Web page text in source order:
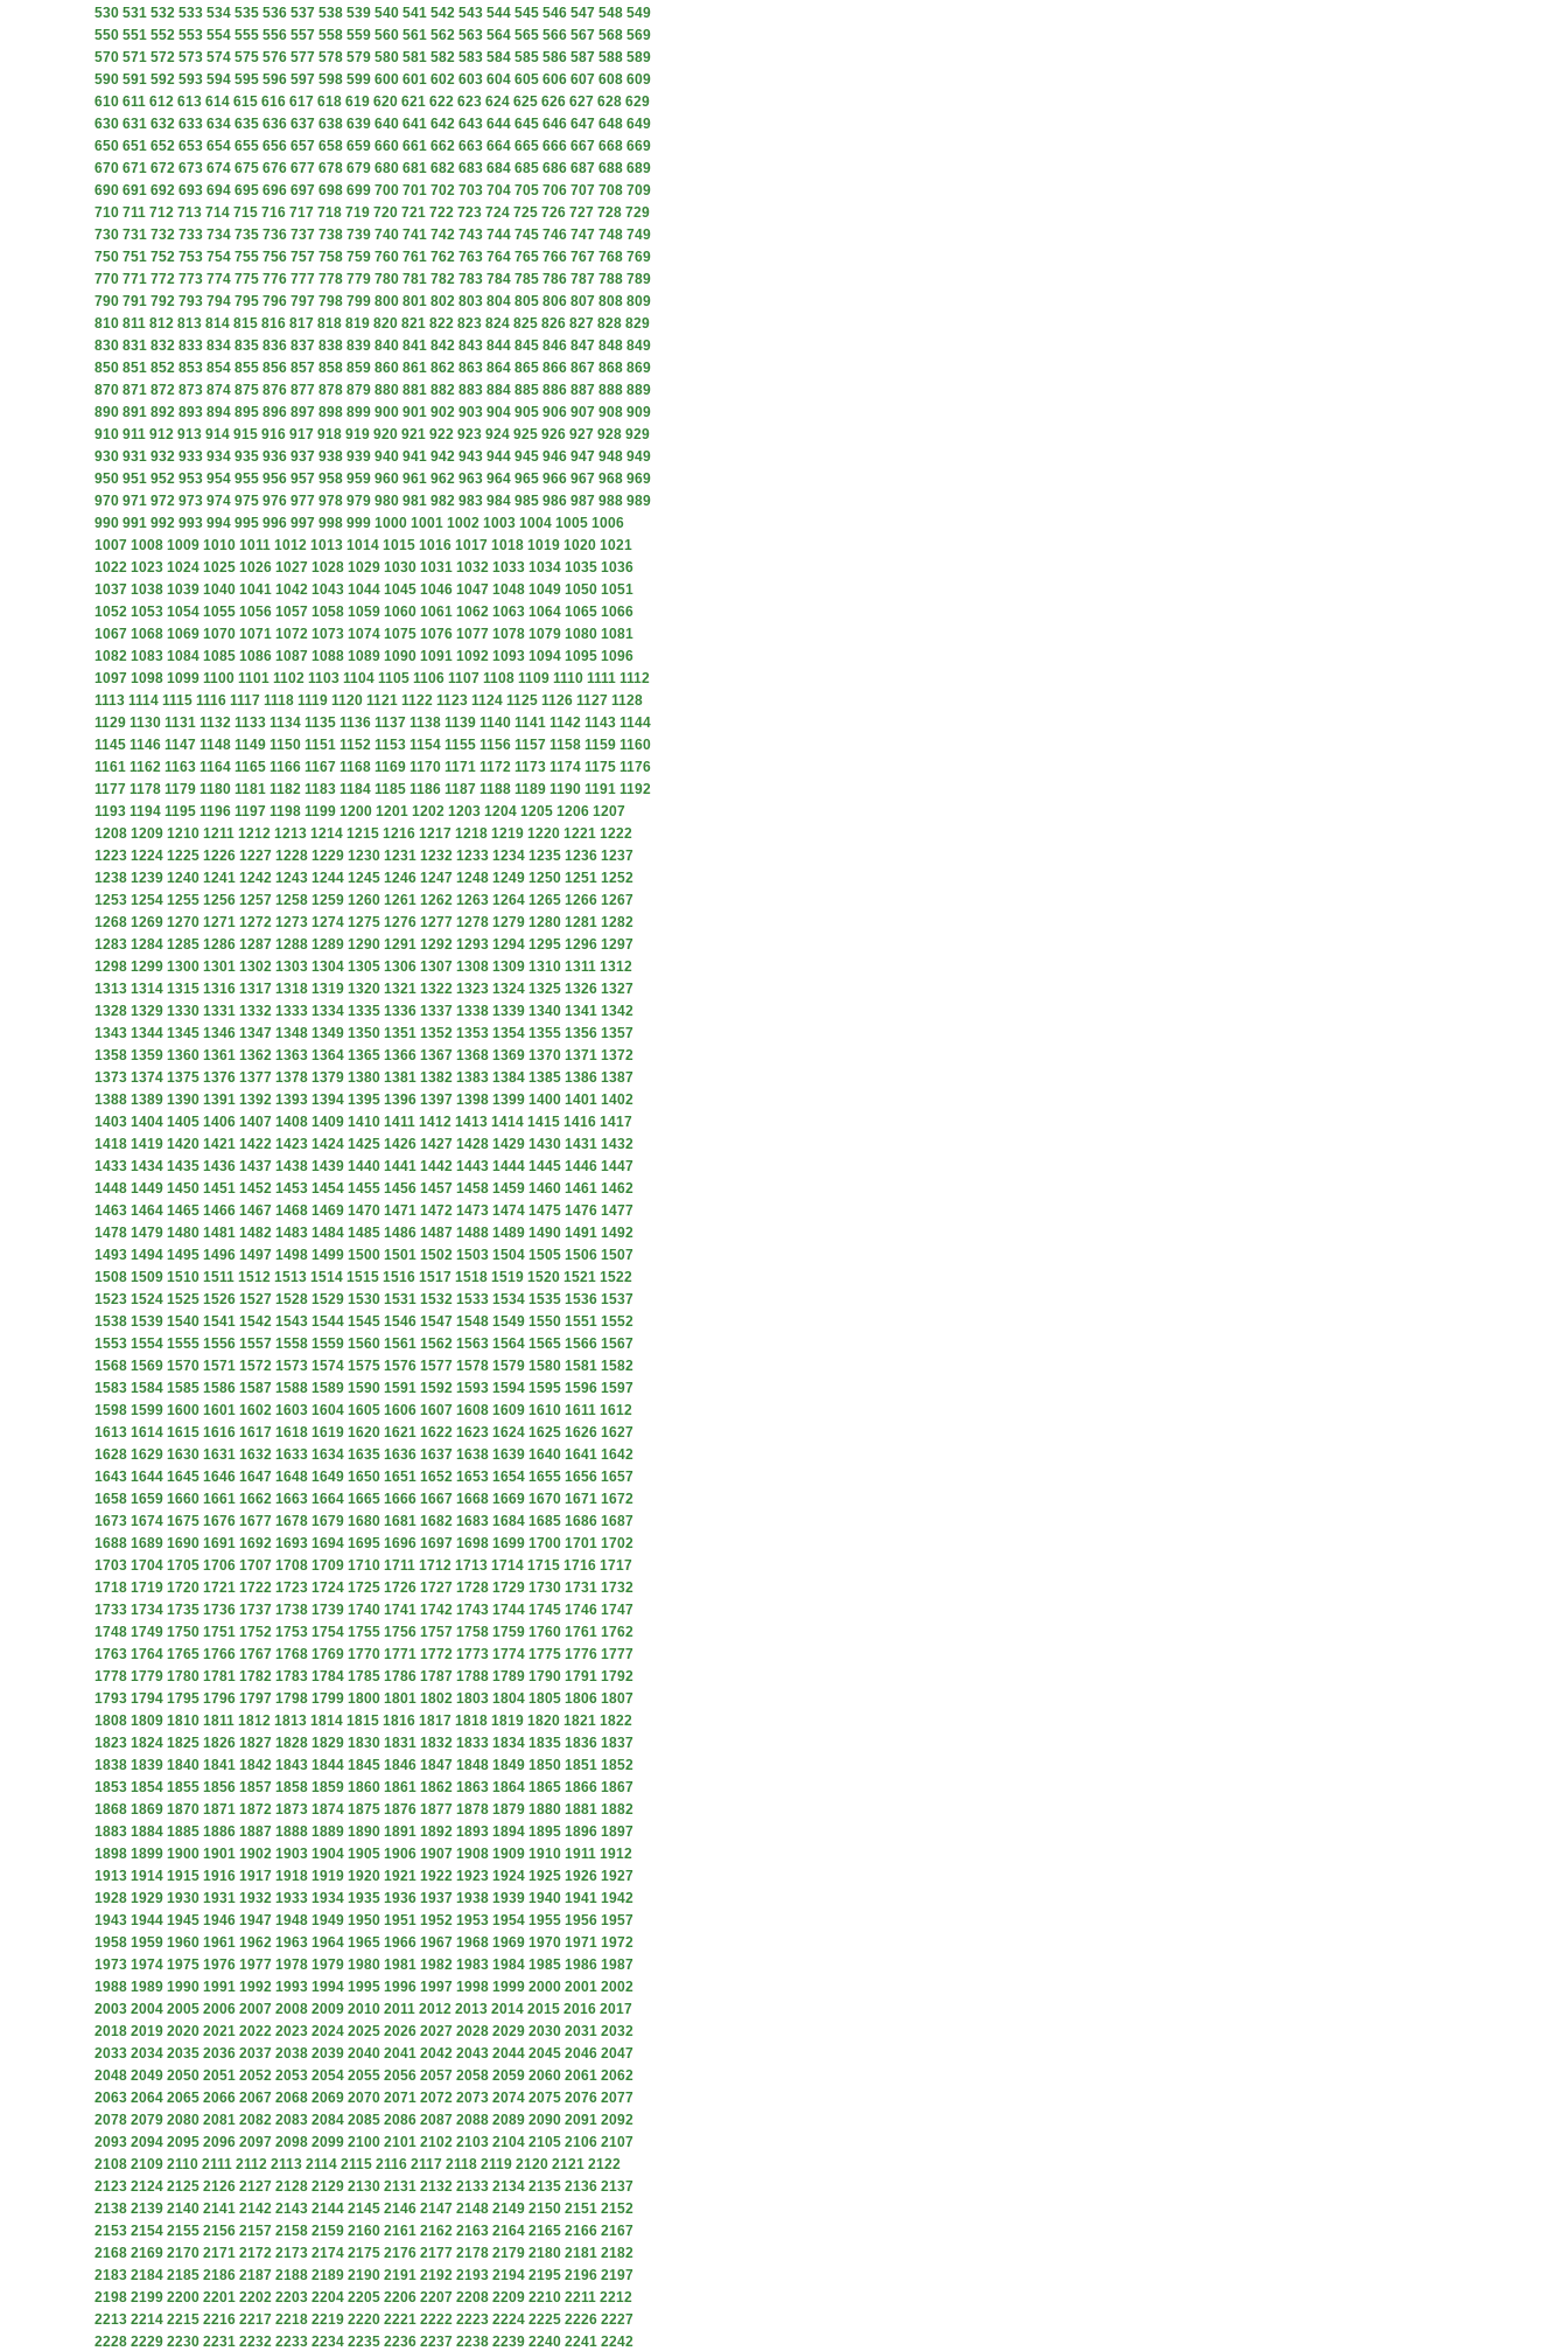
530 531 532 533 534 535 536 537 538 539 540 541 542 543 544 545 546 547 548 549
550 551 552 553 554 555 556 557 558 559 560 561 562 563 564 565 566 567 568 569
570 571 572 573 574 575 576 577 578 579 580 581 582 583 584 585 586 587 588 589
590 591 592 593 594 595 596 597 598 599 600 601 602 603 604 605 606 607 608 609
610 611 612 613 614 615 616 617 618 619 620 621 622 623 624 625 626 627 628 629
630 631 632 633 634 635 636 637 638 639 640 641 642 643 644 645 646 647 648 649
650 651 652 653 654 655 656 657 658 659 660 661 662 663 664 665 666 667 668 669
670 671 672 673 674 675 676 677 678 679 680 681 682 683 684 685 686 687 688 689
690 691 692 693 694 695 696 697 698 699 700 701 702 703 704 705 706 707 708 709
710 711 712 713 714 715 716 717 718 719 720 721 722 723 724 725 726 727 728 729
730 731 732 733 734 735 736 737 738 739 740 741 742 743 744 745 746 747 748 749
750 751 752 753 754 755 756 757 758 759 760 761 762 763 764 765 766 767 768 769
770 771 772 773 774 775 776 777 778 779 780 781 782 783 784 785 786 787 788 789
790 791 792 793 794 795 796 797 798 799 800 801 802 803 804 805 806 807 808 809
810 811 812 813 814 815 816 817 818 819 820 821 822 823 824 825 826 827 828 829
830 831 832 833 834 835 836 837 838 839 840 841 842 843 844 845 846 847 848 849
850 851 852 853 854 855 856 857 858 859 860 861 862 863 864 865 866 867 868 869
870 871 872 873 874 875 876 877 878 879 880 881 882 883 884 885 886 887 888 889
890 891 892 893 894 895 896 897 898 899 900 901 902 903 904 905 906 907 908 909
910 911 912 913 914 915 916 917 918 919 920 921 922 923 924 925 926 927 928 929
930 931 932 933 934 935 936 937 938 939 940 941 942 943 944 945 946 947 948 949
950 951 952 953 954 955 956 957 958 959 960 961 962 963 964 965 966 967 968 969
970 971 972 973 974 975 976 977 978 979 980 981 982 983 984 985 986 987 988 989
990 991 992 993 994 995 996 997 998 999 1000 1001 1002 1003 1004 1005 1006
1007 1008 1009 1010 1011 1012 1013 1014 1015 1016 1017 1018 1019 1020 1021
1022 1023 1024 1025 1026 1027 1028 1029 1030 1031 1032 1033 1034 1035 1036
1037 1038 1039 1040 1041 1042 1043 1044 1045 1046 1047 1048 1049 1050 1051
1052 1053 1054 1055 1056 1057 1058 1059 1060 1061 1062 1063 1064 1065 1066
1067 1068 1069 1070 1071 1072 1073 1074 1075 1076 1077 1078 1079 1080 1081
1082 1083 1084 1085 1086 1087 1088 1089 1090 1091 1092 1093 1094 1095 1096
1097 1098 1099 1100 1101 1102 1103 1104 1105 1106 1107 1108 1109 1110 1111 1112
1113 1114 1115 1116 1117 1118 1119 1120 1121 1122 1123 1124 1125 1126 1127 1128
1129 1130 1131 1132 1133 1134 1135 1136 1137 1138 1139 1140 1141 1142 1143 1144
1145 1146 1147 1148 1149 1150 1151 1152 1153 1154 1155 1156 1157 1158 1159 1160
1161 1162 1163 1164 1165 1166 1167 1168 1169 1170 1171 1172 1173 1174 1175 1176
1177 1178 1179 1180 1181 1182 1183 1184 1185 1186 1187 1188 1189 1190 1191 1192
1193 1194 1195 1196 1197 1198 1199 1200 1201 1202 1203 1204 1205 1206 1207
1208 1209 1210 1211 1212 1213 1214 1215 1216 1217 1218 1219 1220 1221 1222
1223 1224 1225 1226 1227 1228 1229 1230 1231 1232 1233 1234 1235 1236 1237
1238 1239 1240 1241 1242 1243 1244 1245 1246 1247 1248 1249 1250 1251 1252
1253 1254 1255 1256 1257 1258 1259 1260 1261 1262 1263 1264 1265 1266 1267
1268 1269 1270 1271 1272 1273 1274 1275 1276 1277 1278 1279 1280 1281 1282
1283 1284 1285 1286 1287 1288 1289 1290 1291 1292 1293 1294 1295 1296 1297
1298 1299 1300 1301 1302 1303 1304 1305 1306 1307 1308 1309 1310 1311 1312
1313 1314 1315 1316 1317 1318 1319 1320 1321 1322 1323 1324 1325 1326 1327
1328 1329 1330 1331 1332 1333 1334 1335 1336 1337 1338 1339 1340 1341 1342
1343 1344 1345 1346 1347 1348 1349 1350 1351 1352 1353 1354 1355 1356 1357
1358 1359 1360 1361 1362 1363 1364 1365 1366 1367 1368 1369 1370 1371 1372
1373 1374 1375 1376 1377 1378 1379 1380 1381 1382 1383 1384 1385 1386 1387
1388 1389 1390 1391 1392 1393 1394 1395 1396 1397 1398 1399 1400 1401 1402
1403 1404 1405 1406 1407 1408 1409 1410 1411 1412 1413 1414 1415 1416 1417
1418 1419 1420 1421 1422 1423 1424 1425 1426 1427 1428 1429 1430 1431 1432
1433 1434 1435 1436 1437 1438 1439 1440 1441 1442 1443 1444 1445 1446 1447
1448 1449 1450 1451 1452 1453 1454 1455 1456 1457 1458 1459 1460 1461 1462
1463 1464 1465 1466 1467 1468 1469 1470 1471 1472 1473 1474 1475 1476 1477
1478 1479 1480 1481 1482 1483 1484 1485 1486 1487 1488 1489 1490 1491 1492
1493 1494 1495 1496 1497 1498 1499 1500 1501 1502 1503 1504 1505 1506 1507
1508 1509 1510 1511 1512 1513 1514 1515 1516 1517 1518 1519 1520 1521 1522
1523 1524 1525 1526 1527 1528 1529 1530 1531 1532 1533 1534 1535 1536 1537
1538 1539 1540 1541 1542 1543 1544 1545 1546 1547 1548 1549 1550 1551 1552
1553 1554 1555 1556 1557 1558 1559 1560 1561 1562 1563 1564 1565 1566 1567
1568 1569 1570 1571 1572 1573 1574 1575 1576 1577 1578 1579 1580 1581 1582
1583 1584 1585 1586 1587 1588 1589 1590 1591 1592 1593 1594 1595 1596 1597
1598 1599 1600 1601 1602 1603 1604 1605 1606 1607 1608 1609 1610 1611 1612
1613 1614 1615 1616 1617 1618 1619 1620 1621 1622 1623 1624 1625 1626 1627
1628 1629 1630 1631 1632 1633 1634 1635 1636 1637 1638 1639 1640 1641 1642
1643 1644 1645 1646 1647 1648 1649 1650 1651 1652 1653 1654 1655 1656 1657
1658 1659 1660 1661 1662 1663 1664 1665 1666 1667 1668 1669 1670 1671 1672
1673 1674 1675 1676 1677 1678 1679 1680 1681 1682 1683 1684 1685 1686 1687
1688 1689 1690 1691 1692 1693 1694 1695 1696 1697 1698 1699 1700 1701 1702
1703 1704 1705 1706 1707 1708 1709 1710 1711 1712 1713 1714 1715 1716 1717
1718 1719 1720 1721 1722 1723 1724 1725 1726 1727 1728 1729 1730 1731 1732
1733 1734 1735 1736 1737 1738 1739 1740 1741 1742 1743 1744 1745 1746 1747
1748 1749 1750 1751 1752 1753 1754 1755 1756 1757 1758 1759 1760 1761 1762
1763 1764 1765 1766 1767 1768 1769 1770 1771 1772 1773 1774 1775 1776 1777
1778 1779 1780 1781 1782 1783 1784 1785 1786 1787 1788 1789 1790 1791 1792
1793 1794 1795 1796 1797 1798 1799 1800 1801 1802 1803 1804 1805 1806 1807
1808 1809 1810 1811 1812 1813 1814 1815 1816 1817 1818 1819 1820 1821 1822
1823 1824 1825 1826 1827 1828 1829 1830 1831 1832 1833 1834 1835 1836 1837
1838 1839 1840 1841 1842 1843 1844 1845 1846 1847 1848 1849 1850 1851 1852
1853 1854 1855 1856 1857 1858 1859 1860 1861 1862 1863 1864 1865 1866 1867
1868 1869 1870 1871 1872 1873 1874 1875 1876 1877 1878 1879 1880 1881 1882
1883 1884 1885 1886 1887 1888 1889 1890 1891 1892 1893 1894 1895 1896 1897
1898 1899 1900 1901 1902 1903 1904 1905 1906 1907 1908 1909 1910 1911 1912
1913 1914 1915 1916 1917 1918 1919 1920 1921 1922 1923 1924 1925 1926 1927
1928 1929 1930 1931 1932 1933 1934 1935 1936 1937 1938 1939 1940 1941 1942
1943 1944 1945 1946 1947 1948 1949 1950 1951 1952 1953 1954 1955 1956 1957
1958 1959 1960 1961 1962 1963 1964 1965 1966 1967 1968 1969 1970 1971 1972
1973 1974 1975 1976 1977 1978 1979 1980 1981 1982 1983 1984 1985 1986 1987
1988 1989 1990 1991 1992 1993 1994 1995 1996 1997 1998 1999 2000 2001 2002
2003 2004 2005 2006 2007 2008 2009 2010 2011 2012 2013 2014 2015 2016 2017
2018 2019 2020 2021 2022 2023 2024 2025 2026 2027 2028 2029 2030 2031 2032
2033 2034 2035 2036 2037 2038 2039 2040 2041 2042 2043 2044 2045 2046 2047
2048 2049 2050 2051 2052 2053 2054 2055 2056 2057 2058 2059 2060 2061 2062
2063 2064 2065 2066 2067 2068 2069 2070 2071 2072 2073 2074 2075 2076 2077
2078 2079 2080 2081 2082 2083 2084 2085 2086 2087 2088 2089 2090 2091 2092
2093 2094 2095 2096 2097 2098 2099 2100 2101 2102 2103 2104 2105 2106 2107
2108 2109 2110 2111 2112 2113 2114 2115 2116 2117 2118 2119 2120 2121 2122
2123 2124 2125 2126 2127 2128 2129 2130 2131 2132 2133 2134 2135 2136 2137
2138 2139 2140 2141 2142 2143 2144 2145 2146 2147 2148 2149 2150 2151 2152
2153 2154 2155 2156 2157 2158 2159 2160 2161 2162 2163 2164 2165 2166 2167
2168 2169 2170 2171 2172 2173 2174 2175 2176 2177 2178 2179 2180 2181 2182
2183 2184 2185 2186 2187 2188 2189 2190 2191 2192 2193 2194 2195 2196 2197
2198 2199 2200 2201 2202 2203 2204 2205 2206 2207 2208 2209 2210 2211 2212
2213 2214 2215 2216 2217 2218 2219 2220 2221 2222 2223 2224 2225 2226 2227
2228 2229 2230 2231 2232 2233 2234 2235 2236 2237 2238 2239 2240 2241 2242